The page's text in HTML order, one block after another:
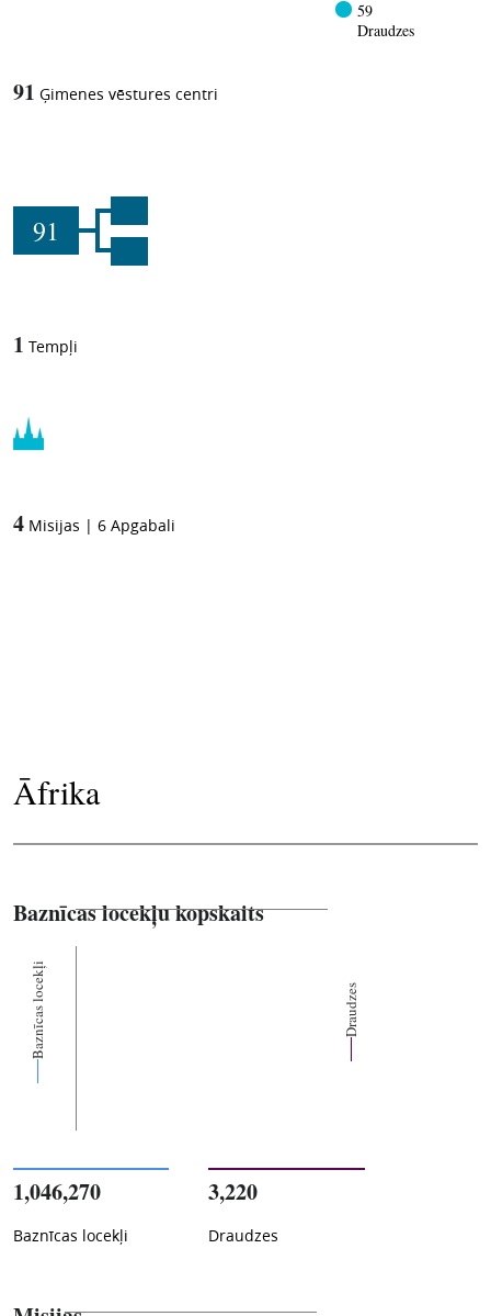
59
Draudzes
91 Ģimenes vēstures centri
91
1 Tempļi
4 Misijas | 6 Apgabali
Āfrika
Baznīcas locekļu kopskaits
Baznīcas locekļi Draudzes
1,046,270
Baznīcas locekļi
3,220
Draudzes